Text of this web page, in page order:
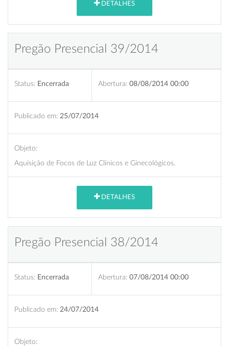
DETALHES
Pregão Presencial 39/2014
Status: Encerrada Abertura: 08/08/2014 00:00
Publicado em: 25/07/2014
Objeto:
Aquisição de Focos de Luz Clínicos e Ginecológicos.
DETALHES
Pregão Presencial 38/2014
Status: Encerrada Abertura: 07/08/2014 00:00
Publicado em: 24/07/2014
Objeto: